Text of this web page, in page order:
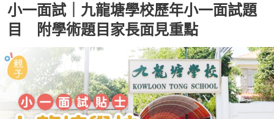
小一面試｜九龍塘學校歷年小一面試題
目 附學術題目家長面見重點